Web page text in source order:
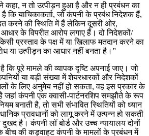
ने कहा, न तो उत्पीड़न हुआ है और न ही प्रबंधन का
कि याचिकाकर्ता, जो कंपनी के प्रबंध निदेशक हैं,
करने की स्थिति में हैं लेकिन दूसरी ओर,
आधार के विपरीत आरोप लगाए हैं। दो निदेशकों/
प्रस्ताव के पक्ष में या खिलाफ मतदान करने का
या उत्पीड़न का आधार नहीं बनता है।”
पूरे मामले की व्यापक दृष्टि अपनाई जाए। जो
या बड़ी संख्या में शेयरधारकों और निदेशकों
के लिए अनुमेय नहीं हो सकता, वह इस प्रकार के
कंपनी एक क्वासी-पार्टनरशिप समझौते के रूप
बनाती है, तो सभी संभावित स्थितियों को ध्यान
प्रावधानों को लागू करने में उत्पन्न हो सकती
दुखद है। कंपनी लॉ बोर्ड और उच्च न्यायालय दोनों
बीच की कड़वाहट कंपनी के मामलों के प्रबंधन में